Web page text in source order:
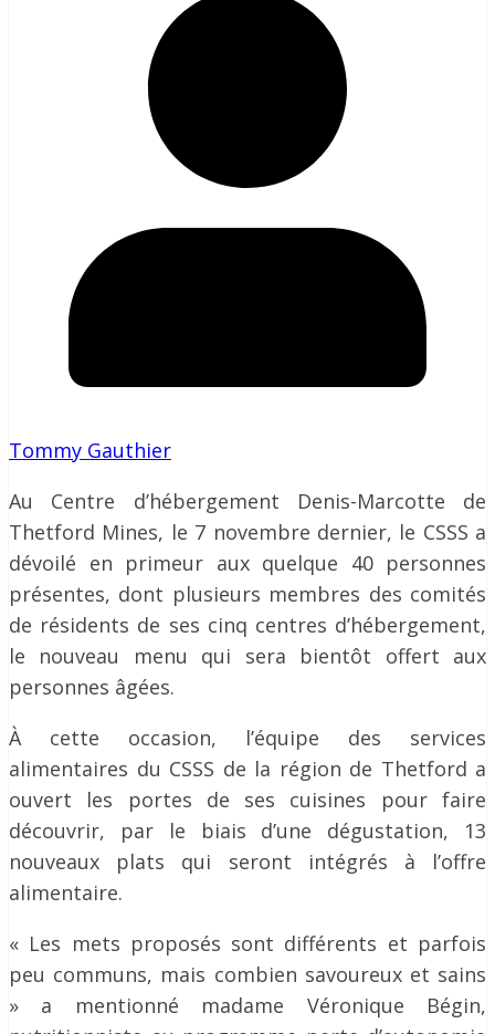
Tommy Gauthier
Au Centre d’hébergement Denis-Marcotte de
Thetford Mines, le 7 novembre dernier, le CSSS a
dévoilé en primeur aux quelque 40 personnes
présentes, dont plusieurs membres des comités
de résidents de ses cinq centres d’hébergement,
le nouveau menu qui sera bientôt offert aux
personnes âgées.
À cette occasion, l’équipe des services
alimentaires du CSSS de la région de Thetford a
ouvert les portes de ses cuisines pour faire
découvrir, par le biais d’une dégustation, 13
nouveaux plats qui seront intégrés à l’offre
alimentaire.
« Les mets proposés sont différents et parfois
peu communs, mais combien savoureux et sains
» a mentionné madame Véronique Bégin,